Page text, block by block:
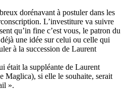
dorénavant à postuler dans les
L’investiture va suivre
qu’in fine c’est vous, le patron du
une idée sur celui ou celle qui
à la succession de Laurent
était la suppléante de Laurent
Maglica), si elle le souhaite, serait
».